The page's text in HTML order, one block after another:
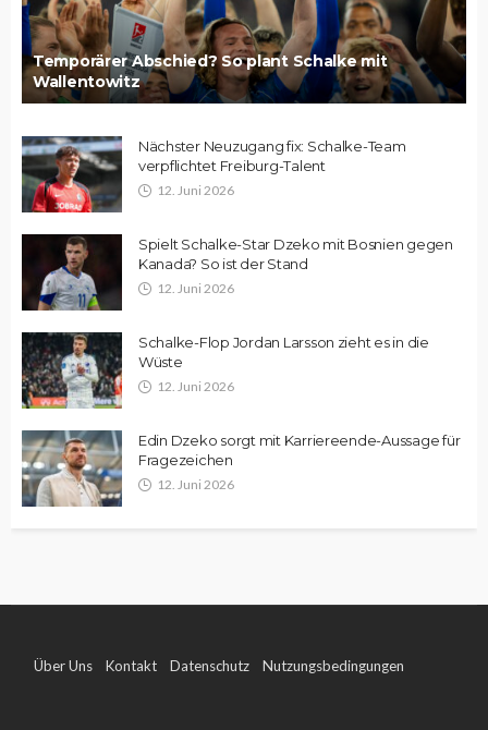
Temporärer Abschied? So plant Schalke mit
Wallentowitz
Nächster Neuzugang fix: Schalke-Team
verpflichtet Freiburg-Talent
12. Juni 2026
Spielt Schalke-Star Dzeko mit Bosnien gegen
Kanada? So ist der Stand
12. Juni 2026
Schalke-Flop Jordan Larsson zieht es in die
Wüste
12. Juni 2026
Edin Dzeko sorgt mit Karriereende-Aussage für
Fragezeichen
12. Juni 2026
Über Uns Kontakt Datenschutz Nutzungsbedingungen